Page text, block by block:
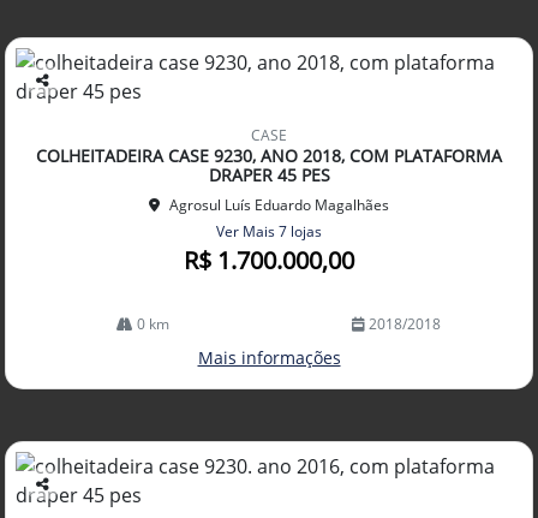
Co
arti
lhe
CASE
COLHEITADEIRA CASE 9230, ANO 2018, COM PLATAFORMA
DRAPER 45 PES
Agrosul Luís Eduardo Magalhães
Ver Mais 7 lojas
R$ 1.700.000,00
0 km 2018/2018
Mais informações
Co